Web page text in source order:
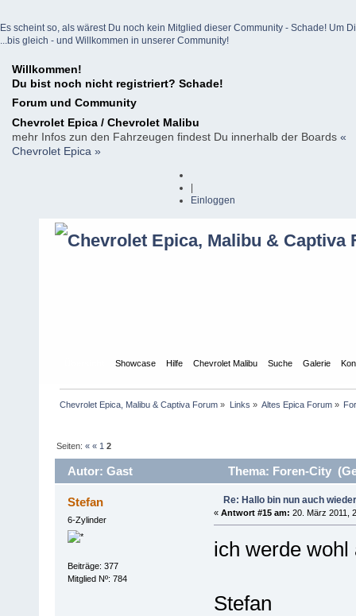
Es scheint so, als wärest Du noch kein Mitglied dieser Community - Schade! Um
...bis gleich - und Willkommen in unserer Community!
Willkommen!
Du bist noch nicht registriert? Schade!
Forum und Community
Chevrolet Epica / Chevrolet Malibu
mehr Infos zun den Fahrzeugen findest Du innerhalb der Boards «
Chevrolet Epica »
Einloggen
Showcase Hilfe Chevrolet Malibu Suche Galerie
Chevrolet Epica, Malibu & Captiva Forum » Links » Altes Epica Forum»
Seiten:« « 1 2
Autor: Gast Thema: Foren-City
Stefan
6-Zylinder
Beiträge: 377
Mitglied Nº: 784
Re: Hallo bin nun auch
« Antwort #15 am: 20. März 2011,
ich werde wohl
Stefan